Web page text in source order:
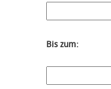
Bis zum: